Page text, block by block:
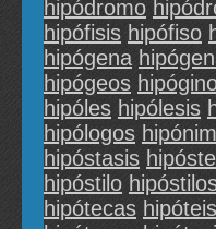
hipódromo
hipófisis hipófiso
hipógena
hipógeos
hipóles hipólesis
hipólogos
hipóstasis
hipóstilo
hipótecas hipóteis